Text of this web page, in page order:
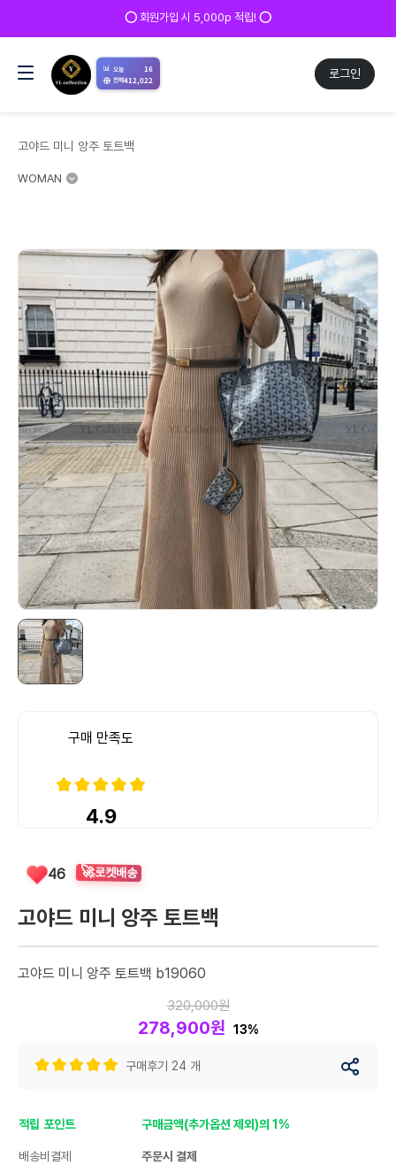
✅ 매일 방문 후 로그인 시 200p 적립! ✅
로그인
📊 오늘 16
전체412,022
고야드 미니 앙주 토트백
WOMAN
구매 만족도
4.9
46 🚀로켓배송
고야드 미니 앙주 토트백
고야드 미니 앙주 토트백 b19060
320,000원
278,900원 13%
구매후기 24 개
적립 포인트 구매금액(추가옵션 제외)의 1%
배송비결제 주문시 결제